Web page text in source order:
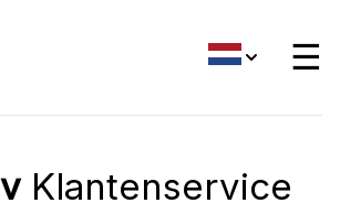
☰
Klantenservice